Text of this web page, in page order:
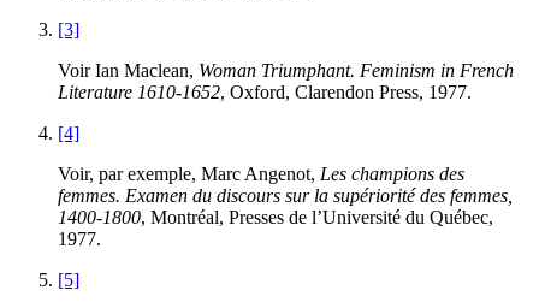
[3]
Voir Ian Maclean, Woman Triumphant. Feminism in French
Literature 1610-1652, Oxford, Clarendon Press, 1977.
[4]
Voir, par exemple, Marc Angenot, Les champions des
femmes. Examen du discours sur la supériorité des femmes,
1400-1800, Montréal, Presses de l’Université du Québec,
1977.
[5]